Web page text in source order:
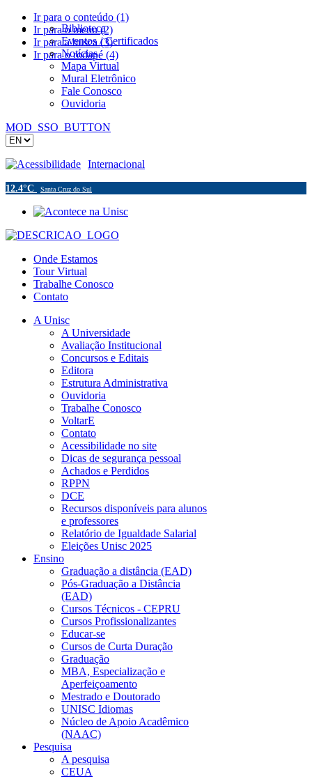
Ir para o conteúdo (1)
Ir para o menu (2)
Ir para a busca (3)
Ir para o rodapé (4)
Biblioteca
Eventos / Certificados
Notícias
Mapa Virtual
Mural Eletrônico
Fale Conosco
Ouvidoria
MOD_SSO_BUTTON
Acessibilidade Internacional
12.4°C Santa Cruz do Sul
Onde Estamos
Tour Virtual
Trabalhe Conosco
Contato
A Unisc
A Universidade
Avaliação Institucional
Concursos e Editais
Editora
Estrutura Administrativa
Ouvidoria
Trabalhe Conosco
VoltarE
Contato
Acessibilidade no site
Dicas de segurança pessoal
Achados e Perdidos
RPPN
DCE
Recursos disponíveis para alunos
e professores
Relatório de Igualdade Salarial
Eleições Unisc 2025
Ensino
Graduação a distância (EAD)
Pós-Graduação a Distância
(EAD)
Cursos Técnicos - CEPRU
Cursos Profissionalizantes
Educar-se
Cursos de Curta Duração
Graduação
MBA, Especialização e
Aperfeiçoamento
Mestrado e Doutorado
UNISC Idiomas
Núcleo de Apoio Acadêmico
(NAAC)
Pesquisa
A pesquisa
CEUA